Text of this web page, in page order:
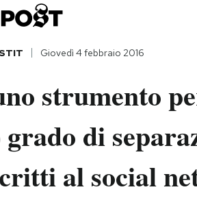
Giovedì 4 febbraio 2016
strumento
di
al social